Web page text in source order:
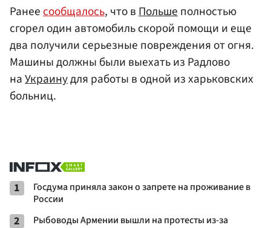
Ранее сообщалось, что в Польше полностью
сгорел один автомобиль скорой помощи и еще
два получили серьезные повреждения от огня.
Машины должны были выехать из Радлово
наУкраинудля работы в одной из харьковских
больниц.
1
Госдума приняла закон о запрете на проживание в
России
2
Рыбоводы Армении вышли на протесты из-за